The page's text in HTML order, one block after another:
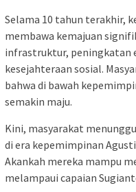
Selama 10 tahun terakhir,
membawa kemajuan
infrastruktur, peningkatan
kesejahteraan sosial.
bahwa di bawah
semakin maju.
Kini, masyarakat
di era kepemimpinan
Akankah mereka mampu
melampaui capaian